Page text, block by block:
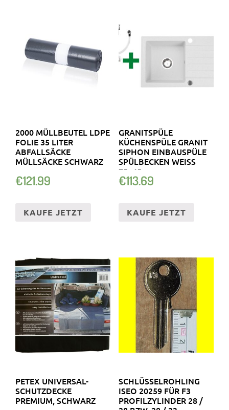
2000 MÜLLBEUTEL LDPE
FOLIE 35 LITER
ABFALLSÄCKE
MÜLLSÄCKE SCHWARZ
€121.99
KAUFE JETZT
GRANITSPÜLE
KÜCHENSPÜLE GRANIT
SIPHON EINBAUSPÜLE
SPÜLBECKEN WEISS 7
5×45
€113.69
KAUFE JETZT
PETEX UNIVERSAL-
SCHUTZDECKE
PREMIUM, SCHWARZ
SCHLÜSSELROHLING
ISEO 20259 FÜR F3
PROFILZYLINDER 28 /